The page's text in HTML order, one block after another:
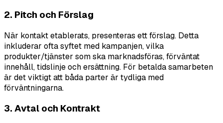
2. Pitch och Förslag
När kontakt etablerats, presenteras ett förslag. Detta
inkluderar ofta syftet med kampanjen, vilka
produkter/tjänster som ska marknadsföras, förväntat
innehåll, tidslinje och ersättning. För betalda samarbeten
är det viktigt att båda parter är tydliga med
förväntningarna.
3. Avtal och Kontrakt